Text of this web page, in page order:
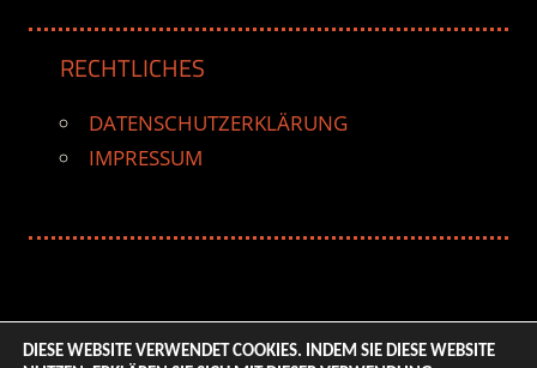
RECHTLICHES
DATENSCHUTZERKLÄRUNG
IMPRESSUM
DIESE WEBSITE VERWENDET COOKIES. INDEM SIE DIESE WEBSITE